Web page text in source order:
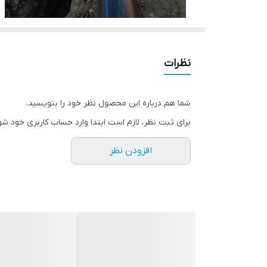
نظرات
شما هم درباره این محصول نظر خود را بنویسید.
برای ثبت نظر، لازم است ابتدا وارد حساب کاربری خود
افزودن نظر